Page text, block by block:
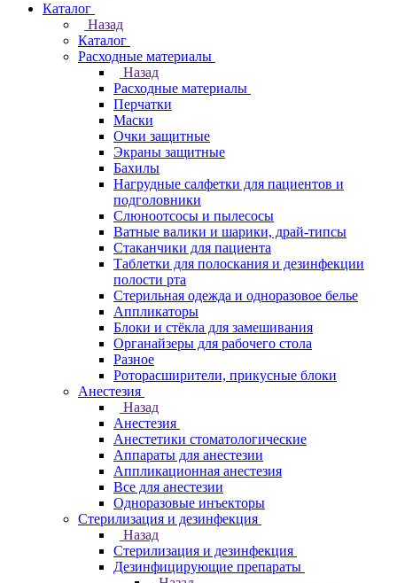
Каталог
Назад
Каталог
Расходные материалы
Назад
Расходные материалы
Перчатки
Маски
Очки защитные
Экраны защитные
Бахилы
Нагрудные салфетки для пациентов и
подголовники
Слюноотсосы и пылесосы
Ватные валики и шарики, драй-типсы
Стаканчики для пациента
Таблетки для полоскания и дезинфекции
полости рта
Стерильная одежда и одноразовое белье
Аппликаторы
Блоки и стёкла для замешивания
Органайзеры для рабочего стола
Разное
Роторасширители, прикусные блоки
Анестезия
Назад
Анестезия
Анестетики стоматологические
Аппараты для анестезии
Аппликационная анестезия
Все для анестезии
Одноразовые инъекторы
Стерилизация и дезинфекция
Назад
Стерилизация и дезинфекция
Дезинфицирующие препараты